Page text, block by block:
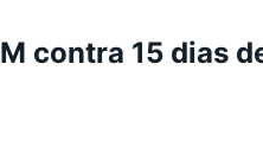
contra 15 dias